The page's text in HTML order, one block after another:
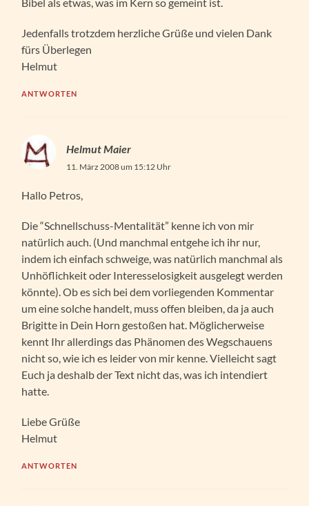
Jedenfalls trotzdem herzliche Grüße und vielen Dank
fürs Überlegen
Helmut
ANTWORTEN
Helmut Maier
11. März 2008 um 15:12 Uhr
Hallo Petros,
Die “Schnellschuss-Mentalität” kenne ich von mir
natürlich auch. (Und manchmal entgehe ich ihr nur,
indem ich einfach schweige, was natürlich manchmal als
Unhöflichkeit oder Interesselosigkeit ausgelegt werden
könnte). Ob es sich bei dem vorliegenden Kommentar
um eine solche handelt, muss offen bleiben, da ja auch
Brigitte in Dein Horn gestoßen hat. Möglicherweise
kennt Ihr allerdings das Phänomen des Wegschauens
nicht so, wie ich es leider von mir kenne. Vielleicht sagt
Euch ja deshalb der Text nicht das, was ich intendiert
hatte.
Liebe Grüße
Helmut
ANTWORTEN